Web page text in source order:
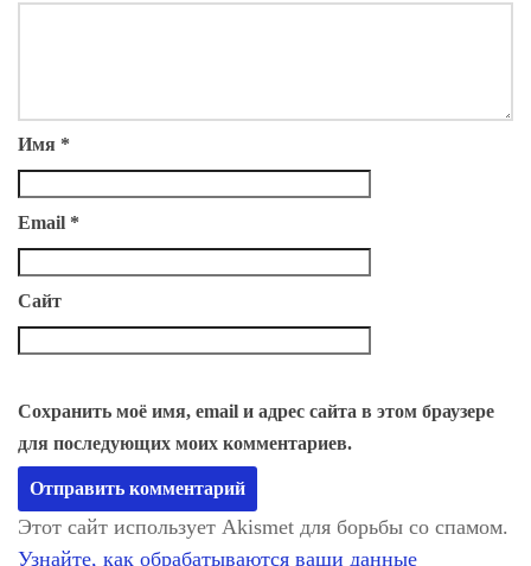
Имя *
Email *
Сайт
Сохранить моё имя, email и адрес сайта в этом браузере
для последующих моих комментариев.
Этот сайт использует Akismet для борьбы со спамом.
Узнайте, как обрабатываются ваши данные